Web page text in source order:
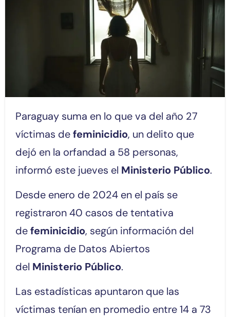
Paraguay suma en lo que va del año 27
víctimas defeminicidio, un delito que
dejó en la orfandad a 58 personas,
informó este jueves el Ministerio Público.
Desde enero de 2024 en el país se
registraron 40 casos de tentativa
defeminicidio, según información del
Programa de Datos Abiertos
del Ministerio Público.
Las estadísticas apuntaron que las
víctimas tenían en promedio entre 14 a 73